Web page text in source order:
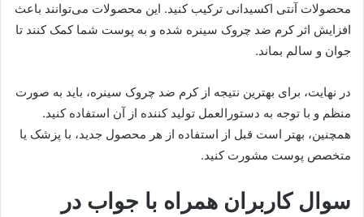
محصولات آنتی اکسیدانی ترکیب کنید. این محصولات می‌توانند باعث
افزایش اثر کرم ضد چروک سینره شده و به پوست شما کمک کنند تا
جوان و سالم بماند.
در نهایت، برای بهترین نتیجه از کرم ضد چروک سینره، باید به صورت
منظم و با توجه به دستورالعمل تولید کننده از آن استفاده کنید.
همچنین، بهتر است قبل از استفاده از هر محصول جدید، با پزشک یا
متخصص پوست مشورت کنید.
سوال کاربران همراه با جواب در